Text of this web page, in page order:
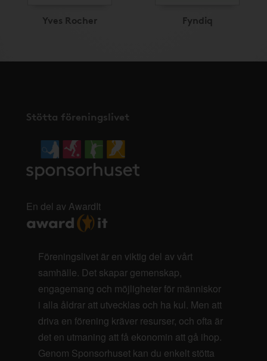
Yves Rocher Fyndiq
Stötta föreningslivet
En del av AwardIt
Föreningslivet är en viktig del av vårt
samhälle. Det skapar gemenskap,
engagemang och möjligheter för människor
i alla åldrar att utvecklas och ha kul. Men att
driva en förening kräver resurser, och ofta är
det en utmaning att få ekonomin att gå ihop.
Genom Sponsorhuset kan du enkelt stötta